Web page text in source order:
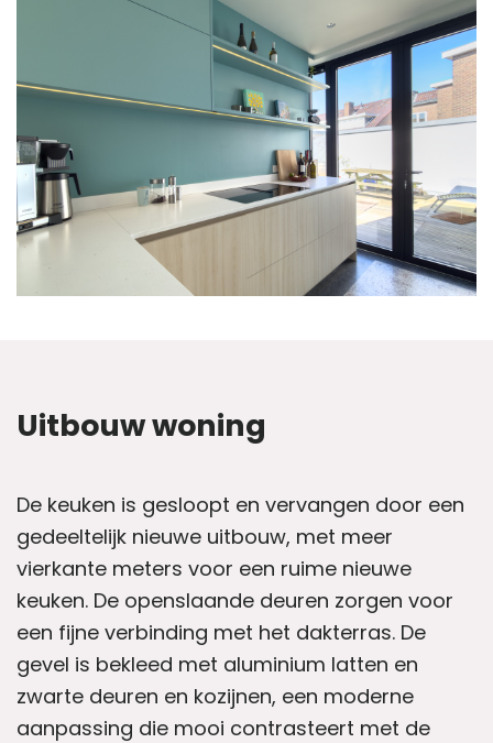
Uitbouw woning
De keuken is gesloopt en vervangen door een
gedeeltelijk nieuwe uitbouw, met meer
vierkante meters voor een ruime nieuwe
keuken. De openslaande deuren zorgen voor
een fijne verbinding met het dakterras. De
gevel is bekleed met aluminium latten en
zwarte deuren en kozijnen, een moderne
aanpassing die mooi contrasteert met de